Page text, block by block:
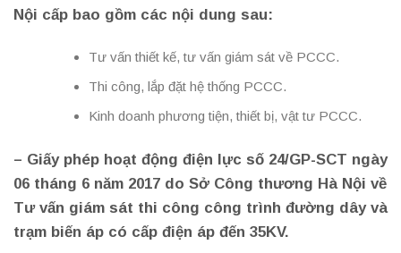
Nội cấp bao gồm các nội dung sau:
Tư vấn thiết kế, tư vấn giám sát về PCCC.
Thi công, lắp đặt hệ thống PCCC.
Kinh doanh phương tiện, thiết bị, vật tư PCCC.
– Giấy phép hoạt động điện lực số 24/GP-SCT ngày
06 tháng 6 năm 2017 do Sở Công thương Hà Nội về
Tư vấn giám sát thi công công trình đường dây và
trạm biến áp có cấp điện áp đến 35KV.